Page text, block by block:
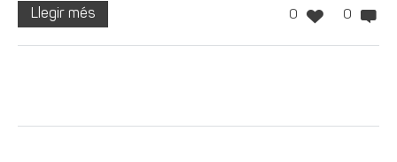
0 0
Llegir més